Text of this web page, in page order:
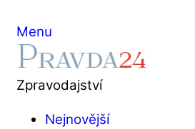
Menu
Zpravodajství
Nejnovější